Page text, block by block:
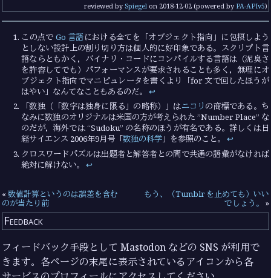
reviewed by Spiegel on 2018-12-02(powered by PA-APIv5)
この点で Go 言語における全てを「オブジェクト指向」に包摂しよう
としない設計上の割り切り方は個人的に好印象である。スクリプト言
語ならともかく，バイナリ・コードにコンパイルする言語は（泥臭さ
を許容してでも）パフォーマンスが要求されることも多く，無理にオ
ブジェクト指向でマニピュレータを書くより「for 文で回したほうが
はやい」なんてなこともあるのだ。↩︎
「数独（「数字は独身に限る」の略称）」はニコリ の商標である。ち
なみに数独のオリジナルは米国の方が考えられた ”Number Place” な
のだが，海外では “Sudoku” の名称のほうが有名である。詳しくは日
経サイエンス 2006年9月号「数独の科学 」を参照のこと。↩︎
クロスワードパズルは出題者と解答者との間で共通の語彙がなければ
絶対に解けない。↩︎
«数値計算というのは誤差を含む
のが当たり前
もう、（Tumblr を止めても）いい
でしょう。
»
Feedback
フィードバック手段として Mastodon などの SNS が利用で
きます。各ページの末尾に表示されているアイコンから各